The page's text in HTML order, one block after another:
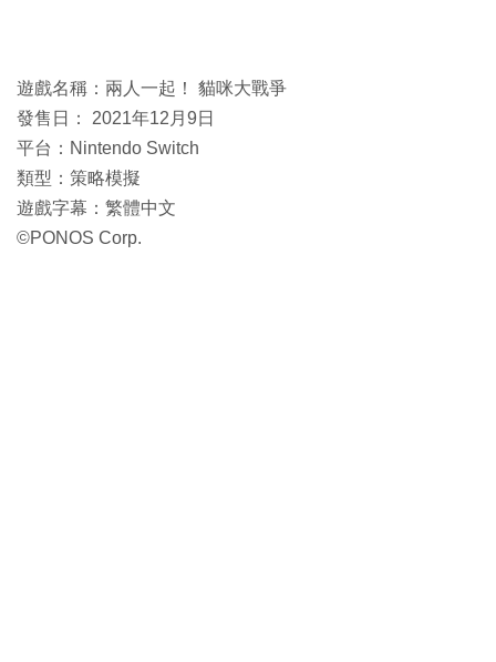
遊戲名稱：兩人一起！ 貓咪大戰爭
發售日： 2021年12月9日
平台：Nintendo Switch
類型：策略模擬
遊戲字幕：繁體中文
©PONOS Corp.